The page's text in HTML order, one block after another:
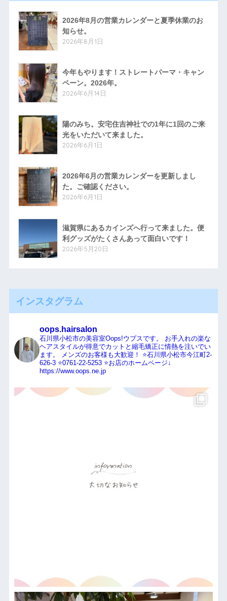
2026年8月の営業カレンダーと夏季休業のお
知らせ。
2026年8月1日
今年もやります！ストレートパーマ・キャン
ペーン。2026年。
2026年6月14日
陽のみち。安宅住吉神社での1年に1回のご来
光をいただいて来ました。
2026年6月1日
2026年6月の営業カレンダーを更新しまし
た。ご確認ください。
2026年6月1日
滋賀県にあるカインズへ行って来ました。便
利グッズがたくさんあって面白いです！
2026年5月20日
インスタグラム
oops.hairsalon
石川県小松市の美容室Oops!ウプスです。
お手入れの楽な
ヘアスタイルが得意でカットと縮毛矯正に情熱を注いでい
ます。
メンズのお客様も大歓迎！
⭐️石川県小松市今江町2-
626-3⭐️0761-22-5253⭐️お店のホームページ↓
https://www.oops.ne.jp